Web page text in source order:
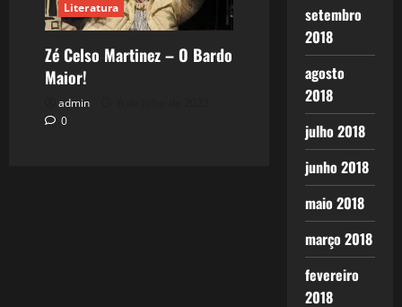
Literatura
Zé Celso Martinez – O Bardo
Maior!
admin
0
setembro
2018
agosto
2018
julho 2018
junho 2018
maio 2018
março 2018
fevereiro
2018